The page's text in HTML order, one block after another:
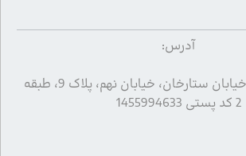
آدرس:
تهران، دریان نو، خیابان ستارخان، خیابان نهم، پلاک 9، طبقه
2 کد پستی 1455994633